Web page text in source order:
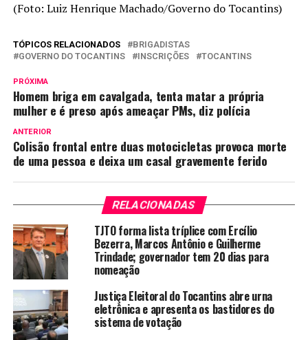
(Foto: Luiz Henrique Machado/Governo do Tocantins)
TÓPICOS RELACIONADOS
BRIGADISTAS
GOVERNO DO TOCANTINS
INSCRIÇÕES TOCANTINS
PRÓXIMA
Homem briga em cavalgada, tenta matar a própria
mulher e é preso após ameaçar PMs, diz polícia
ANTERIOR
Colisão frontal entre duas motocicletas provoca morte
de uma pessoa e deixa um casal gravemente ferido
RELACIONADAS
TJTO forma lista tríplice com Ercílio
Bezerra, Marcos Antônio e Guilherme
Trindade; governador tem 20 dias para
nomeação
Justiça Eleitoral do Tocantins abre urna
eletrônica e apresenta os bastidores do
sistema de votação